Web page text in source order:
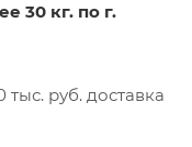
30 кг. по г.
тыс. руб. доставка